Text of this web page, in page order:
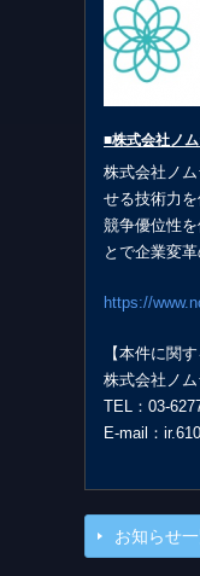
■株式会社ノ
株式会社ノ
せる技術力
競争優位性
とで企業変
https://
【本件に関
株式会社ノ
TEL：03-
E-mail：
お知らせ